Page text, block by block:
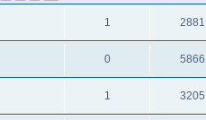
1 2881
0 5866
1 3205